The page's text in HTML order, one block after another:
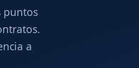
puntos
a